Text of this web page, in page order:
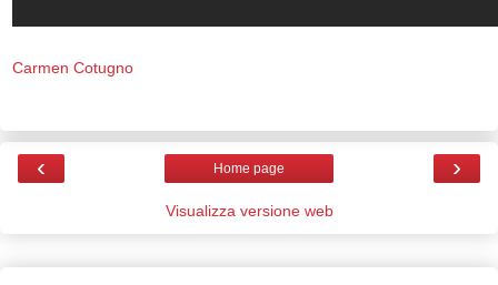
Carmen Cotugno
‹ ›
Home page
Visualizza versione web